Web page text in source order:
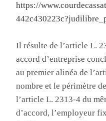
https://
Il résulte de l’article L.
accord d’entreprise
au premier alinéa de
nombre et le périmètre
l’article L. 2313-4 du
d’accord, l’employeur